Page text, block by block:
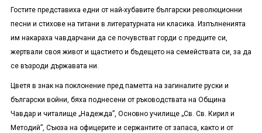
Гостите представиха едни от най-хубавите български революционни
песни и стихове на титани в литературната ни класика. Изпълненията
им накараха чавдарчани да се почувстват горди с предците си,
жертвали своя живот и щастието и бъдещето на семействата си, за да
се възроди държавата ни.
Цветя в знак на поклонение пред паметта на загиналите руски и
български войни, бяха поднесени от ръководствата на Община
Чавдар и читалище „Надежда”, Основно училище „Св. Св. Кирил и
Методий”, Съюза на офицерите и сержантите от запаса, както и от